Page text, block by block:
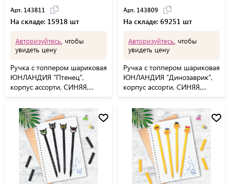
Арт. 143811
На складе: 15918 шт
Авторизуйтесь , чтобы
увидеть цену
Ручка с топпером шариковая
ЮНЛАНДИЯ "Птенец",
корпус ассорти, СИНЯЯ,
143811
Арт. 143809
На складе: 69251 шт
Авторизуйтесь , чтобы
увидеть цену
Ручка с топпером шариковая
ЮНЛАНДИЯ "Динозаврик",
корпус ассорти, СИНЯЯ,
143809